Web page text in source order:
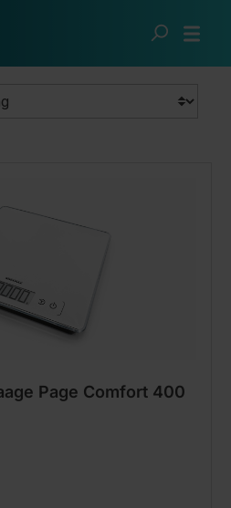
Page Comfort 400